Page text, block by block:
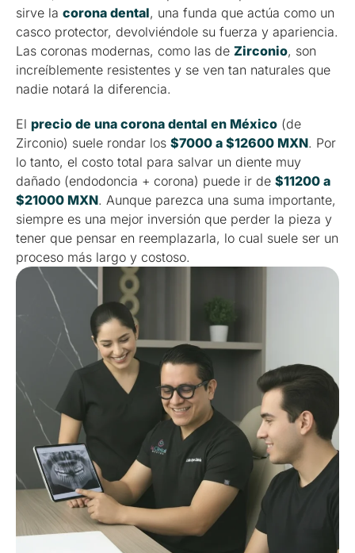
sirve la corona dental, una funda que actúa como un
casco protector, devolviéndole su fuerza y apariencia.
Las coronas modernas, como las de Zirconio, son
increíblemente resistentes y se ven tan naturales que
nadie notará la diferencia.
El precio de una corona dental en México (de
Zirconio) suele rondar los $7000 a $12600 MXN. Por
lo tanto, el costo total para salvar un diente muy
dañado (endodoncia + corona) puede ir de $11200 a
$21000 MXN. Aunque parezca una suma importante,
siempre es una mejor inversión que perder la pieza y
tener que pensar en reemplazarla, lo cual suele ser un
proceso más largo y costoso.